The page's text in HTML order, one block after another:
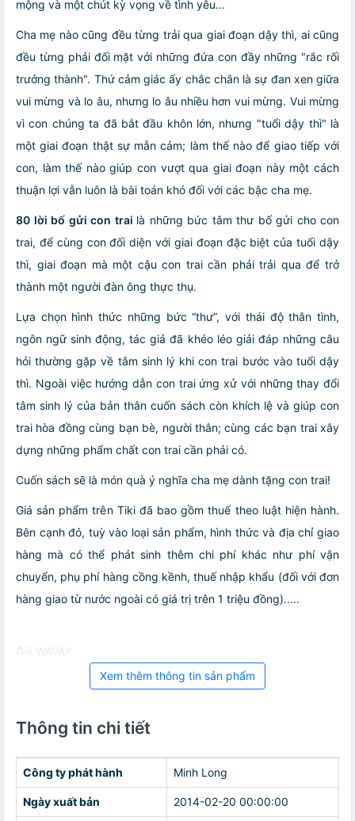
mộng và một chút kỳ vọng về tình yêu...
Cha mẹ nào cũng đều từng trải qua giai đoạn dậy thì, ai cũng
đều từng phải đối mặt với những đứa con đầy những "rắc rối
trưởng thành". Thứ cảm giác ấy chắc chắn là sự đan xen giữa
vui mừng và lo âu, nhưng lo âu nhiều hơn vui mừng. Vui mừng
vì con chúng ta đã bắt đầu khôn lớn, nhưng "tuổi dậy thì" là
một giai đoạn thật sự mẫn cảm; làm thế nào để giao tiếp với
con, làm thế nào giúp con vượt qua giai đoạn này một cách
thuận lợi vẫn luôn là bài toán khó đối với các bậc cha mẹ.
80 lời bố gửi con trai là những bức tâm thư bố gửi cho con
trai, để cùng con đối diện với giai đoạn đặc biệt của tuổi dậy
thì, giai đoạn mà một cậu con trai cần phải trải qua để trở
thành một người đàn ông thực thụ.
Lựa chọn hình thức những bức “thư”, với thái độ thân tình,
ngôn ngữ sinh động, tác giả đã khéo léo giải đáp những câu
hỏi thường gặp về tâm sinh lý khi con trai bước vào tuổi dậy
thì. Ngoài việc hướng dẫn con trai ứng xử với những thay đổi
tâm sinh lý của bản thân cuốn sách còn khích lệ và giúp con
trai hòa đồng cùng bạn bè, người thân; cùng các bạn trai xây
dựng những phẩm chất con trai cần phải có.
Cuốn sách sẽ là món quà ý nghĩa cha mẹ dành tặng con trai!
Giá sản phẩm trên Tiki đã bao gồm thuế theo luật hiện hành.
Bên cạnh đó, tuỳ vào loại sản phẩm, hình thức và địa chỉ giao
hàng mà có thể phát sinh thêm chi phí khác như phí vận
chuyển, phụ phí hàng cồng kềnh, thuế nhập khẩu (đối với đơn
hàng giao từ nước ngoài có giá trị trên 1 triệu đồng).....
Giá WAVAX
Xem thêm thông tin sản phẩm
Thông tin chi tiết
Công ty phát hành Minh Long
Ngày xuất bản 2014-02-20 00:00:00